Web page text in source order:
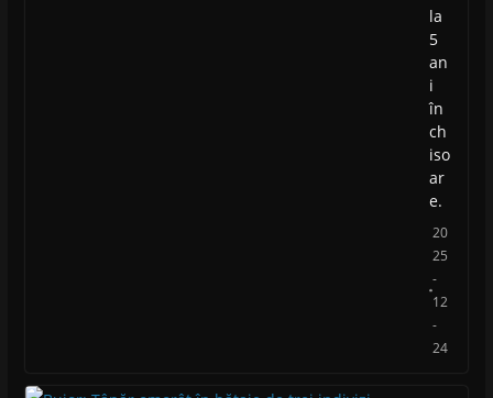
la
5
an
i
în
ch
iso
ar
e.
20
25
-
12
-
24